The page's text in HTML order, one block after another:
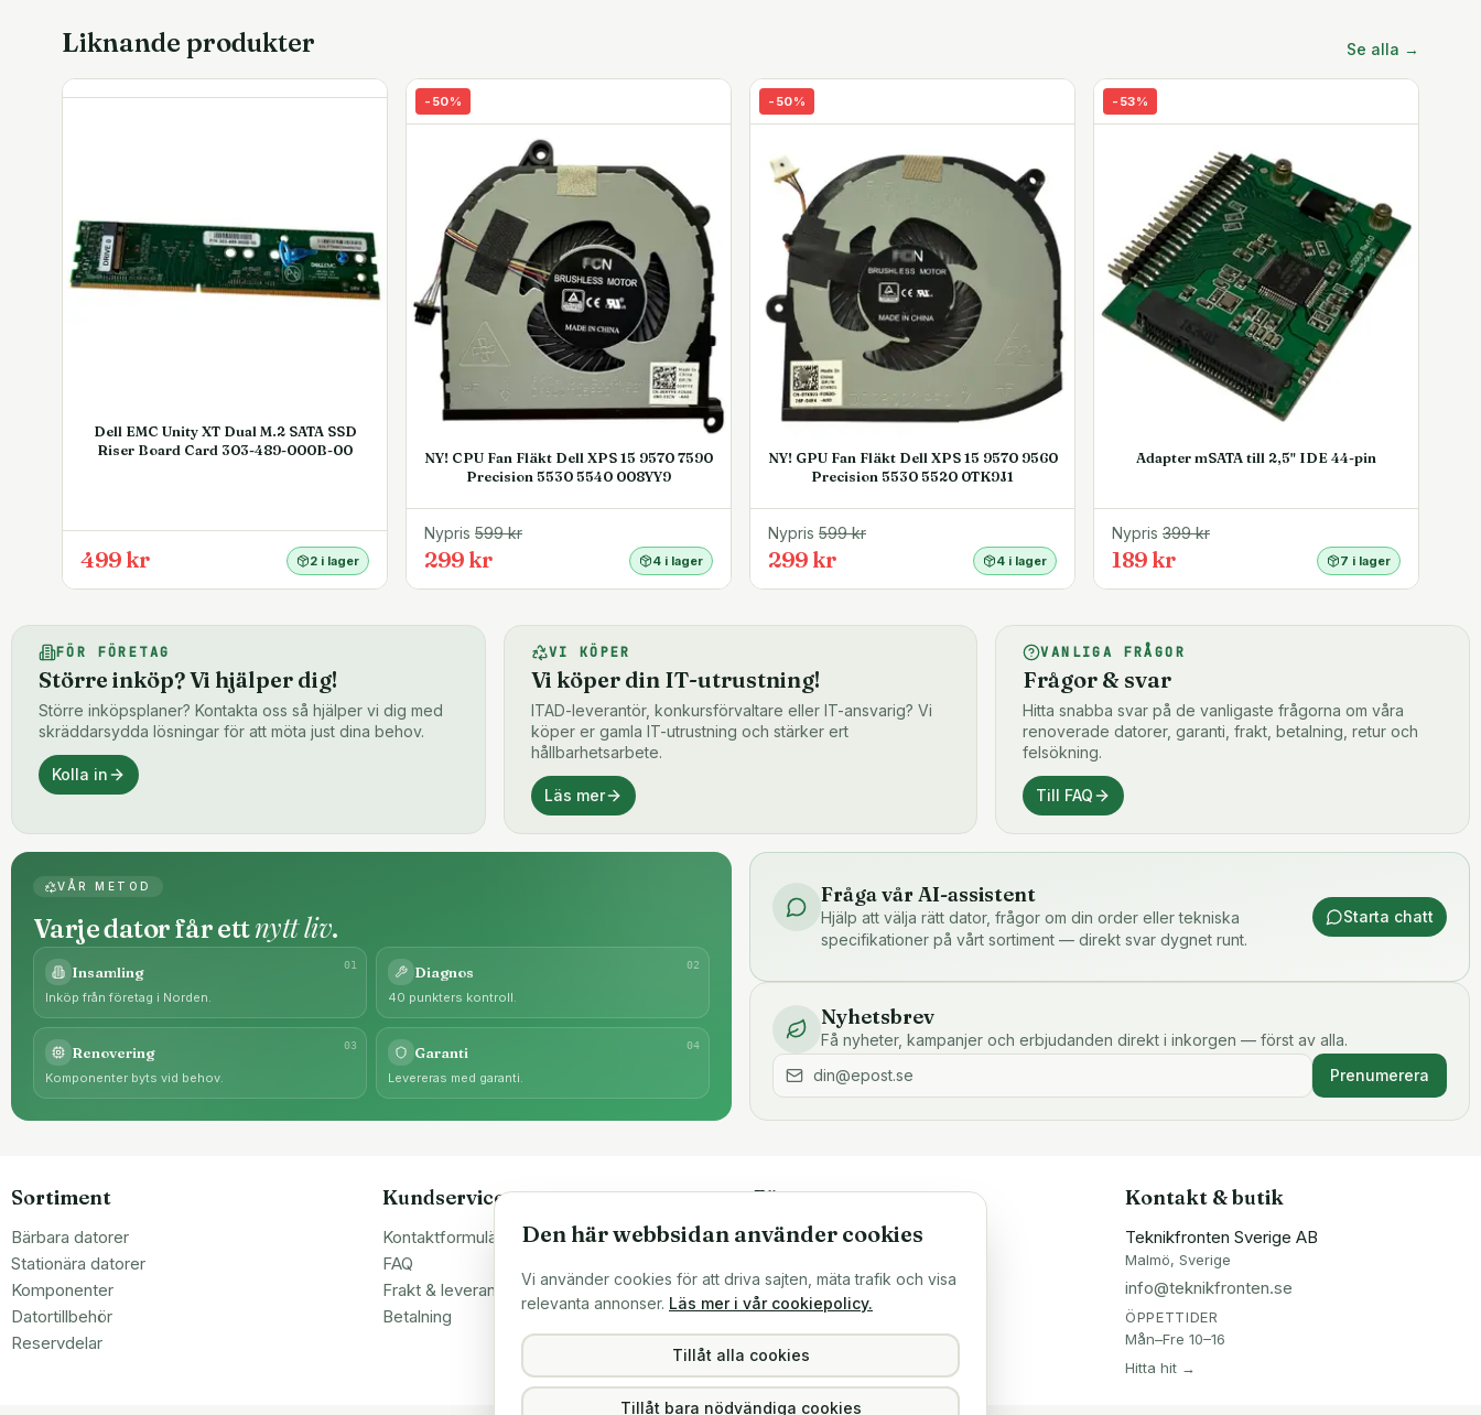
Liknande produkter Se alla →
Dell EMC Unity XT Dual M.2 SATA SSD
Riser Board Card 303-489-000B-00
499 kr 2 i lager
- 50%
NY! CPU Fan Fläkt Dell XPS 15 9570 7590
Precision 5530 5540 008YY9
Nypris 599kr
299 kr 4 i lager
- 50%
NY! GPU Fan Fläkt Dell XPS 15 9570 9560
Precision 5530 5520 0TK9J1
Nypris 599kr
299 kr 4 i lager
- 53%
Adapter mSATA till 2,5" IDE 44-pin
Nypris 399kr
189 kr 7 i lager
FÖR FÖRETAG
Större inköp? Vi hjälper dig!
Större inköpsplaner? Kontakta oss så hjälper vi dig med
skräddarsydda lösningar för att möta just dina behov.
Kolla in
VI KÖPER
Vi köper din IT-utrustning!
ITAD-leverantör, konkursförvaltare eller IT-ansvarig? Vi
köper er gamla IT-utrustning och stärker ert
hållbarhetsarbete.
Läs mer
VANLIGA FRÅGOR
Frågor & svar
Hitta snabba svar på de vanligaste frågorna om våra
renoverade datorer, garanti, frakt, betalning, retur och
felsökning.
Till FAQ
VÅR METOD
Varje dator får ettnytt liv.
01
Insamling
Inköp från företag i Norden.
02
Diagnos
40 punkters kontroll.
03
Renovering
Komponenter byts vid behov.
04
Garanti
Levereras med garanti.
Fråga vår AI-assistent
Hjälp att välja rätt dator, frågor om din order eller tekniska
specifikationer på vårt sortiment — direkt svar dygnet runt.
Starta chatt
Nyhetsbrev
Få nyheter, kampanjer och erbjudanden direkt i inkorgen — först av alla.
Prenumerera
Sortiment
Bärbara datorer
Stationära datorer
Komponenter
Datortillbehör
Reservdelar
Kundservice
Kontaktformulär
FAQ
Frakt & leverans
Betalning
Företaget
Om oss
Sälj till oss
Köpvillkor
Integritetspolicy
Kontakt & butik
Teknikfronten Sverige AB
Malmö, Sverige
info@teknikfronten.se
ÖPPETTIDER
Mån–Fre 10–16
Hitta hit →
Den här webbsidan använder cookies
Vi använder cookies för att driva sajten, mäta trafik och visa
relevanta annonser. Läs mer i vår cookiepolicy.
Tillåt alla cookies
Tillåt bara nödvändiga cookies